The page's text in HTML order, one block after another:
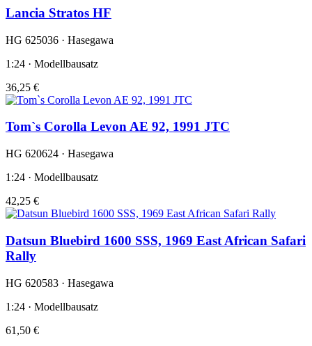
Lancia Stratos HF
HG 625036 · Hasegawa
1:24 · Modellbausatz
36,25 €
Tom`s Corolla Levon AE 92, 1991 JTC
HG 620624 · Hasegawa
1:24 · Modellbausatz
42,25 €
Datsun Bluebird 1600 SSS, 1969 East African Safari
Rally
HG 620583 · Hasegawa
1:24 · Modellbausatz
61,50 €